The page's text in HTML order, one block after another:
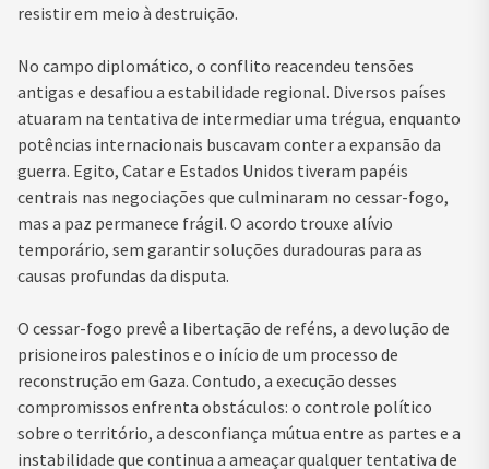
resistir em meio à destruição.
No campo diplomático, o conflito reacendeu tensões
antigas e desafiou a estabilidade regional. Diversos países
atuaram na tentativa de intermediar uma trégua, enquanto
potências internacionais buscavam conter a expansão da
guerra. Egito, Catar e Estados Unidos tiveram papéis
centrais nas negociações que culminaram no cessar-fogo,
mas a paz permanece frágil. O acordo trouxe alívio
temporário, sem garantir soluções duradouras para as
causas profundas da disputa.
O cessar-fogo prevê a libertação de reféns, a devolução de
prisioneiros palestinos e o início de um processo de
reconstrução em Gaza. Contudo, a execução desses
compromissos enfrenta obstáculos: o controle político
sobre o território, a desconfiança mútua entre as partes e a
instabilidade que continua a ameaçar qualquer tentativa de